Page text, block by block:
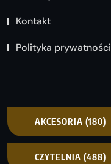
Kontakt
Polityka prywatności
AKCESORIA (180)
CZYTELNIA (488)